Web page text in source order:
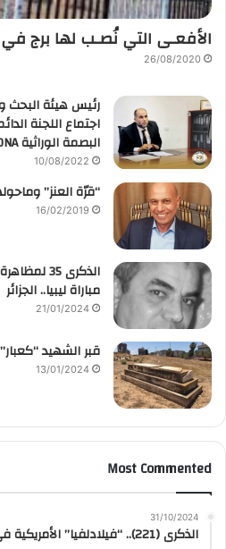
الأفعـى التي نُصـب لها برج
26/08/2020
رئيس هيئة البحث
اجتماع اللجنة
البصمة الوراثية DNA
10/08/2022
“قرّة العنز”
16/02/2019
الذكرى 35
مباراة ليبيا.. الجزائر
21/01/2024
قبر الشهيد
13/01/2024
Most Commented
31/10/2024
الذكرى (221).. “فيلادلفيا” الأمريكية في أسر البحارة الطرابلسيين